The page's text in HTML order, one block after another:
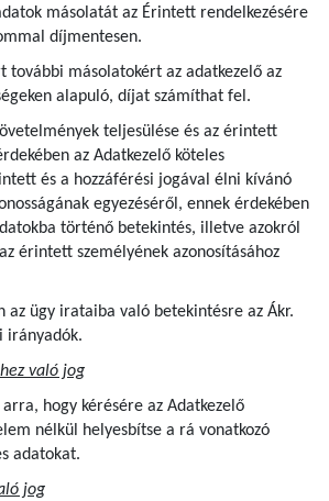
másolatát az Érintett rendelkezésére
díjmentesen.
további másolatokért az adatkezelő az
alapuló, díjat számíthat fel.
teljesülése és az érintett
az Adatkezelő köteles
és a hozzáférési jogával élni kívánó
egyezéséről, ennek érdekében
történő betekintés, illetve azokról
érintett személyének azonosításához
az ügy irataiba való betekintésre az Ákr.
irányadók.
való jog
hogy kérésére az Adatkezelő
nélkül helyesbítse a rá vonatkozó
adatokat.
jog